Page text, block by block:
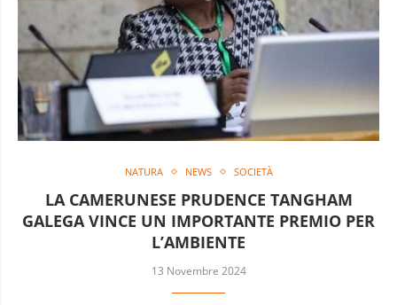
NATURA NEWS SOCIETÀ
LA CAMERUNESE PRUDENCE TANGHAM
GALEGA VINCE UN IMPORTANTE PREMIO PER
L’AMBIENTE
13 Novembre 2024